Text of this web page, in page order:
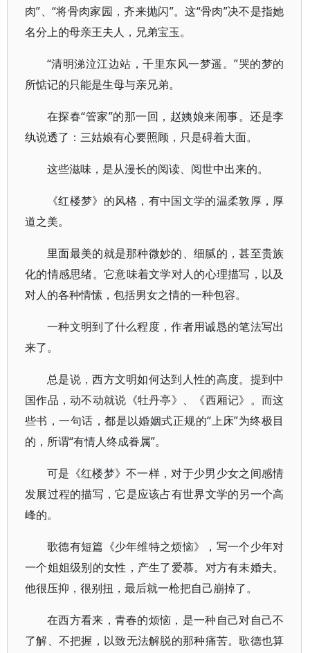
肉”、“将骨肉家园，齐来抛闪”。这“骨肉”决不是指她
名分上的母亲王夫人，兄弟宝玉。
“清明涕泣江边站，千里东风一梦遥。”哭的梦的
所惦记的只能是生母与亲兄弟。
在探春“管家”的那一回，赵姨娘来闹事。还是李
纨说透了：三姑娘有心要照顾，只是碍着大面。
这些滋味，是从漫长的阅读、阅世中出来的。
《红楼梦》的风格，有中国文学的温柔敦厚，厚
道之美。
里面最美的就是那种微妙的、细腻的，甚至贵族
化的情感思绪。它意味着文学对人的心理描写，以及
对人的各种情愫，包括男女之情的一种包容。
一种文明到了什么程度，作者用诚恳的笔法写出
来了。
总是说，西方文明如何达到人性的高度。提到中
国作品，动不动就说《牡丹亭》、《西厢记》。而这
些书，一句话，都是以婚姻式正规的“上床”为终极目
的，所谓“有情人终成眷属”。
可是《红楼梦》不一样，对于少男少女之间感情
发展过程的描写，它是应该占有世界文学的另一个高
峰的。
歌德有短篇《少年维特之烦恼》，写一个少年对
一个姐姐级别的女性，产生了爱慕。对方有未婚夫。
他很压抑，很别扭，最后就一枪把自己崩掉了。
在西方看来，青春的烦恼，是一种自己对自己不
了解、不把握，以致无法解脱的那种痛苦。歌德也算